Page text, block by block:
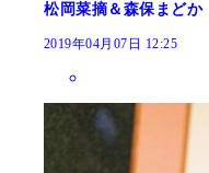
松岡菜摘＆森保まどか
2019年04月07日 12:25